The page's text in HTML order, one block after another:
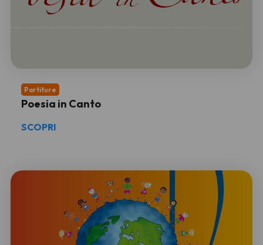
Poesia in Canto
Partiture
SCOPRI